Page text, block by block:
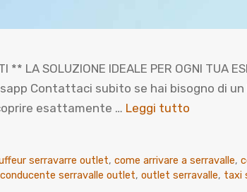
** LA SOLUZIONE IDEALE PER OGNI
Contattaci subito se hai bisogno di
esattamente … Leggi tutto
serravarre outlet,come arrivare a serravalle,
serravalle outlet, outlet serravalle, taxi